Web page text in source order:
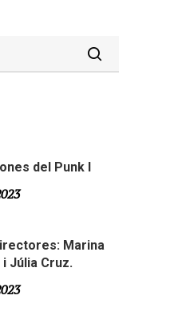
del Punk I
Marina
Júlia Cruz.
Especial Estiu
Monty Peiró